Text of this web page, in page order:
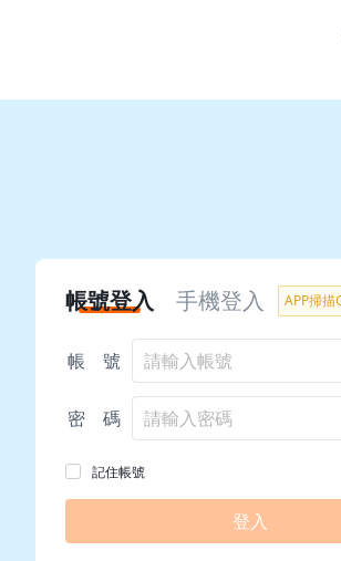
帳號登入 手機登入 APP掃描
帳 號
密 碼
記住帳號
登入